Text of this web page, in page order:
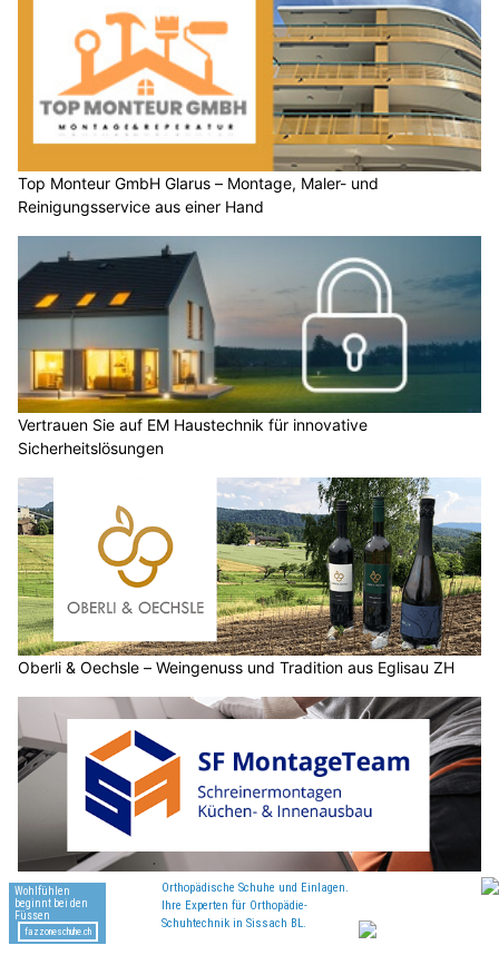
Top Monteur GmbH Glarus – Montage, Maler- und
Reinigungsservice aus einer Hand
Vertrauen Sie auf EM Haustechnik für innovative
Sicherheitslösungen
Oberli & Oechsle – Weingenuss und Tradition aus Eglisau ZH
SF MontageTeam GmbH bietet massgeschneiderte
Küchenmontagen